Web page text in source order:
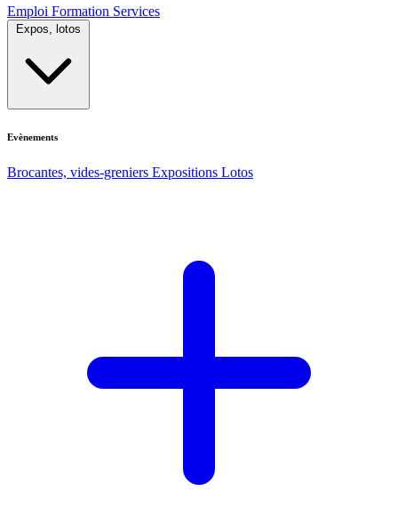
Emploi Formation Services
Expos, lotos
Evènements
Brocantes, vides-greniers Expositions Lotos